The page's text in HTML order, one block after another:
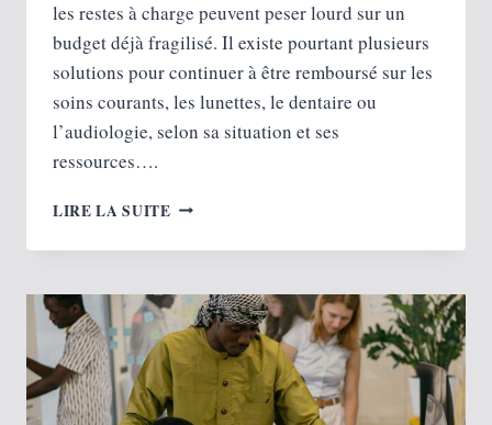
les restes à charge peuvent peser lourd sur un
budget déjà fragilisé. Il existe pourtant plusieurs
solutions pour continuer à être remboursé sur les
soins courants, les lunettes, le dentaire ou
l’audiologie, selon sa situation et ses
ressources….
LIRE LA SUITE QUELLE
QUAND
EST
DEMANDEUR
D’EMPLOI
?